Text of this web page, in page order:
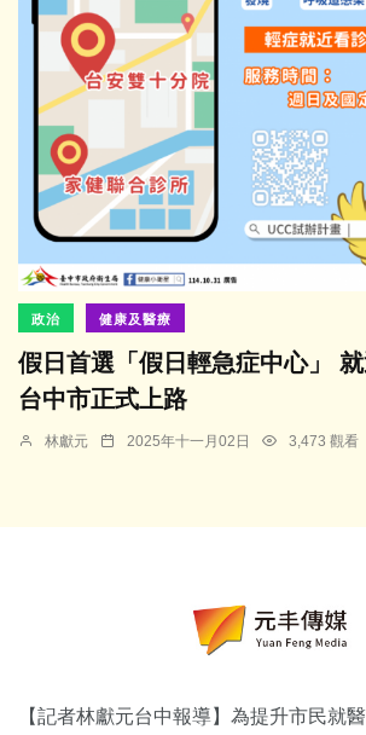
政治 健康及醫療
假日首選「假日輕急症中心」
台中市正式上路
林獻元 2025年十一月02日 3,473 觀看
【記者林獻元台中報導】為提升市民就